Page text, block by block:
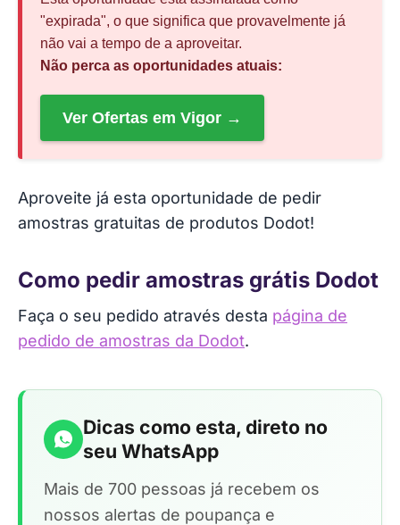
"expirada", o que significa que provavelmente já
não vai a tempo de a aproveitar.
Não perca as oportunidades atuais:
Ver Ofertas em Vigor →
Aproveite já esta oportunidade de pedir
amostras gratuitas de produtos Dodot!
Como pedir amostras grátis Dodot
Faça o seu pedido através desta página de
pedido de amostras da Dodot.
Dicas como esta, direto no
seu WhatsApp
Mais de 700 pessoas já recebem os
nossos alertas de poupança e